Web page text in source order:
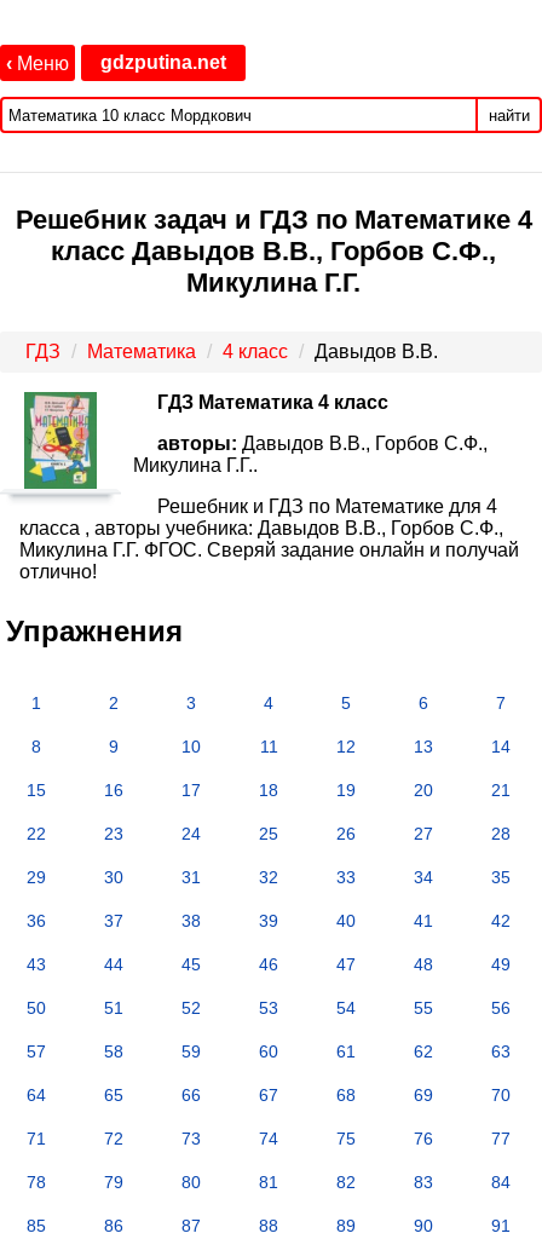
‹ Меню gdzputina.net
найти
Решебник задач и ГДЗ по Математике 4
класс Давыдов В.В., Горбов С.Ф.,
Микулина Г.Г.
ГДЗ Математика 4 класс Давыдов В.В.
ГДЗ Математика 4 класс
авторы: Давыдов В.В., Горбов С.Ф.,
Микулина Г.Г..
Решебник и ГДЗ по Математике для 4
класса , авторы учебника: Давыдов В.В., Горбов С.Ф.,
Микулина Г.Г. ФГОС. Сверяй задание онлайн и получай
отлично!
Упражнения
1 2 3 4 5 6 7
8 9 10 11 12 13 14
15 16 17 18 19 20 21
22 23 24 25 26 27 28
29 30 31 32 33 34 35
36 37 38 39 40 41 42
43 44 45 46 47 48 49
50 51 52 53 54 55 56
57 58 59 60 61 62 63
64 65 66 67 68 69 70
71 72 73 74 75 76 77
78 79 80 81 82 83 84
85 86 87 88 89 90 91